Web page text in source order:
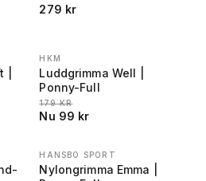
REA:
279 kr
REA:
REA
HKM
Luddgrimma Well |
Ponny-Full
LÄGSTA PRIS 30 DAGAR FÖRE REA
179KR
Nu 99 kr
HANSBO SPORT
Nylongrimma Emma |